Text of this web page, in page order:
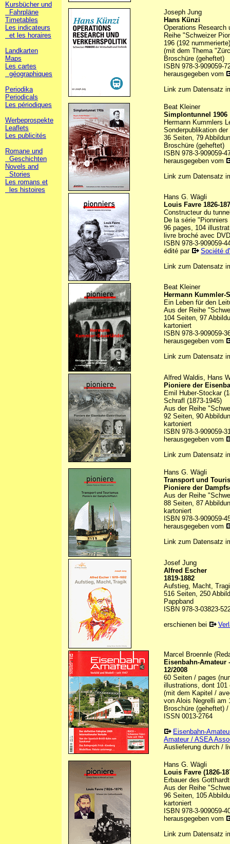
Kursbücher und
Fahrpläne
Timetables
Les indicateurs
et les horaires
Landkarten
Maps
Les cartes
géographiques
Periodika
Periodicals
Les périodiques
Werbeprospekte
Leaflets
Les publicités
Romane und
Geschichten
Novels and
Stories
Les romans et
les histoires
Joseph Jung
Hans Künzi
Operations Research
Reihe "Schweizer
196 (192
(mit dem Thema
Broschüre (geheftet)
ISBN 978-3-909059-
herausgegeben vom
Link zum Datensatz
Beat Kleiner
Simplontunnel 1906
Hermann Kummlers
Sonderpublikation
36 Seiten, 79
Broschüre (geheftet)
ISBN 978-3-909059-
herausgegeben vom
Link zum Datensatz
Hans G. Wägli
Louis Favre 1826-
Constructeur du
De la série
96 pages, 104
livre broché avec DVD
ISBN 978-3-909059-
édité par
Société
Link zum Datensatz
Beat Kleiner
Hermann Kummler-
Ein Leben für den
Aus der Reihe
104 Seiten, 97
kartoniert
ISBN 978-3-909059-
herausgegeben vom
Link zum Datensatz
Alfred Waldis, Hans
Pioniere der
Emil Huber-Stockar
Schrafl (1873-1945)
Aus der Reihe
92 Seiten, 90
kartoniert
ISBN 978-3-909059-
herausgegeben vom
Link zum Datensatz
Hans G. Wägli
Transport und
Pioniere der
Aus der Reihe
88 Seiten, 87
kartoniert
ISBN 978-3-909059-
herausgegeben vom
Link zum Datensatz
Josef Jung
Alfred Escher
1819-1882
Aufstieg, Macht,
516 Seiten, 250
Pappband
ISBN 978-3-03823-
erschienen bei
Marcel Broennle
Eisenbahn-
12/2008
60 Seiten / pages
illustrations, dont
(mit dem Kapitel /
von Alois Negrelli am
Broschüre (geheftet)
ISSN 0013-2764
Eisenbahn-
Amateur / ASEA
Auslieferung durch /
Hans G. Wägli
Louis Favre (1826-
Erbauer des
Aus der Reihe
96 Seiten, 105
kartoniert
ISBN 978-3-909059-
herausgegeben vom
Link zum Datensatz